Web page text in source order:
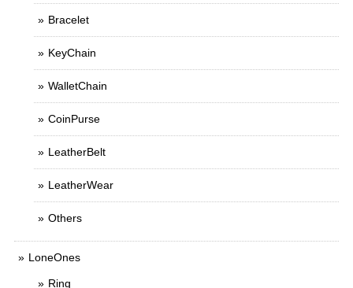
Bracelet
KeyChain
WalletChain
CoinPurse
LeatherBelt
LeatherWear
Others
LoneOnes
Ring